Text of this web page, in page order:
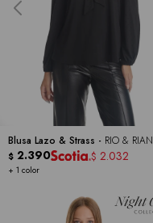
Blusa Lazo & Strass - RIO & RIAN
+ 1 color
$ 2.390 $ 2.032